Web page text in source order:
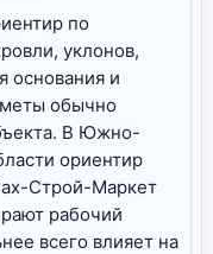
по
уклонов,
основания и
обычно
В Южно-
ориентир
Строй-Маркет
рабочий
всего влияет на